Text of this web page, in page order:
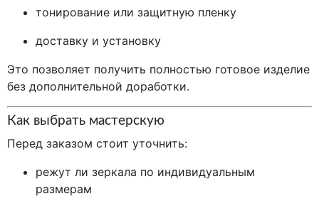
тонирование или защитную пленку
доставку и установку
Это позволяет получить полностью готовое изделие
без дополнительной доработки.
Как выбрать мастерскую
Перед заказом стоит уточнить:
режут ли зеркала по индивидуальным
размерам